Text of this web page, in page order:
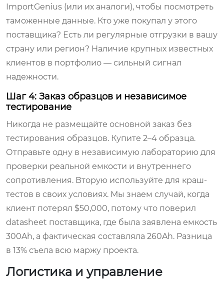
ImportGenius (или их аналоги), чтобы посмотреть
таможенные данные. Кто уже покупал у этого
поставщика? Есть ли регулярные отгрузки в вашу
страну или регион? Наличие крупных известных
клиентов в портфолио — сильный сигнал
надежности.
Шаг 4: Заказ образцов и независимое
тестирование
Никогда не размещайте основной заказ без
тестирования образцов. Купите 2–4 образца.
Отправьте одну в независимую лабораторию для
проверки реальной емкости и внутреннего
сопротивления. Вторую используйте для краш-
тестов в своих условиях. Мы знаем случай, когда
клиент потерял $50,000, потому что поверил
datasheet поставщика, где была заявлена емкость
300Ah, а фактическая составляла 260Ah. Разница
в 13% съела всю маржу проекта.
Логистика и управление